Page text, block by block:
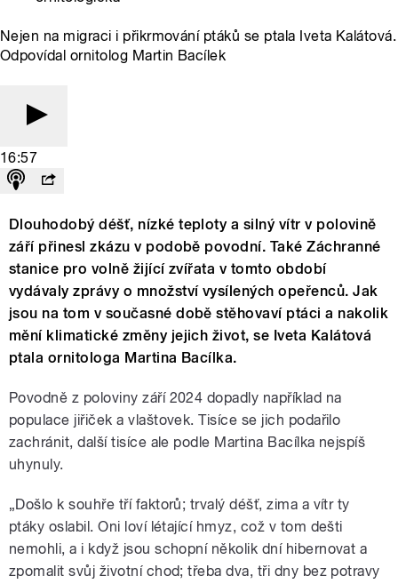
Nejen na migraci i přikrmování ptáků se ptala Iveta Kalátová.
Odpovídal ornitolog Martin Bacílek
16:57
Dlouhodobý déšť, nízké teploty a silný vítr v polovině
září přinesl zkázu v podobě povodní. Také Záchranné
stanice pro volně žijící zvířata v tomto období
vydávaly zprávy o množství vysílených opeřenců. Jak
jsou na tom v současné době stěhovaví ptáci a nakolik
mění klimatické změny jejich život, se Iveta Kalátová
ptala ornitologa Martina Bacílka.
Povodně z poloviny září 2024 dopadly například na
populace jiřiček a vlaštovek. Tisíce se jich podařilo
zachránit, další tisíce ale podle Martina Bacílka nejspíš
uhynuly.
„Došlo k souhře tří faktorů; trvalý déšť, zima a vítr ty
ptáky oslabil. Oni loví létající hmyz, což v tom dešti
nemohli, a i když jsou schopní několik dní hibernovat a
zpomalit svůj životní chod; třeba dva, tři dny bez potravy